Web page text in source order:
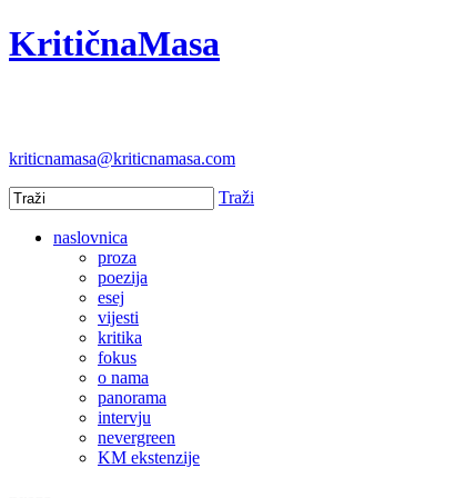
KritičnaMasa
kriticnamasa@kriticnamasa.com
Traži
naslovnica
proza
poezija
esej
vijesti
kritika
fokus
o nama
panorama
intervju
nevergreen
KM ekstenzije